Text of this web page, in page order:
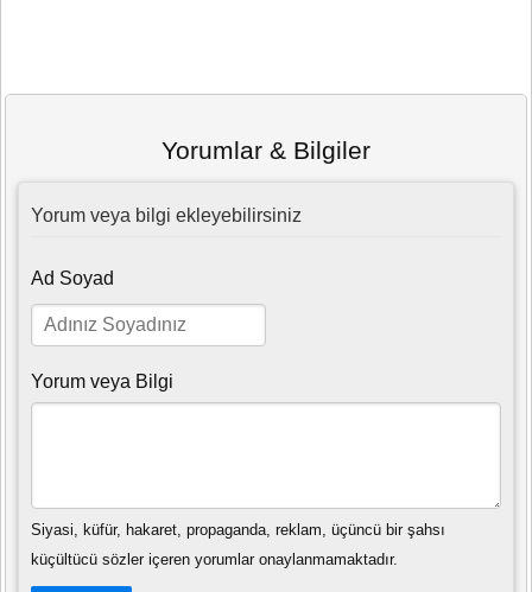
Yorumlar & Bilgiler
Yorum veya bilgi ekleyebilirsiniz
Ad Soyad
Yorum veya Bilgi
Siyasi, küfür, hakaret, propaganda, reklam, üçüncü bir şahsı
küçültücü sözler içeren yorumlar onaylanmamaktadır.